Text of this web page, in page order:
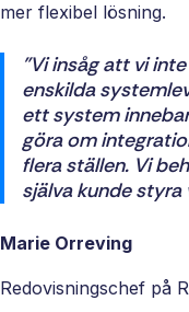
mer flexibel lösning.
”Vi insåg att vi
enskilda
ett system
göra om
flera ställen. Vi
själva kunde styra
Marie Orreving
Redovisningschef på